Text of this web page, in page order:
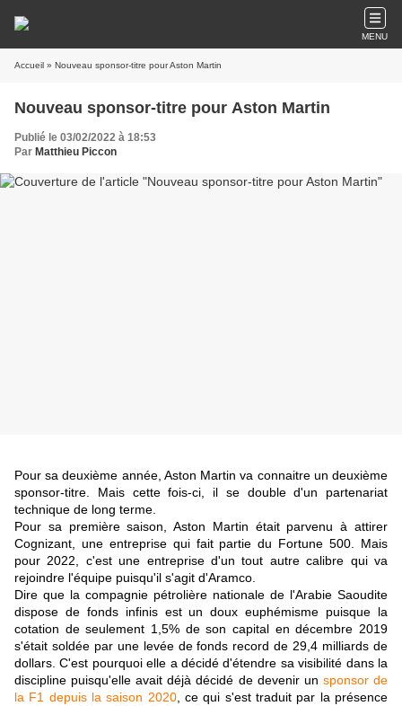
MENU
Accueil » Nouveau sponsor-titre pour Aston Martin
Nouveau sponsor-titre pour Aston Martin
Publié le 03/02/2022 à 18:53
Par Matthieu Piccon
Pour sa deuxième année, Aston Martin va connaitre un deuxième
sponsor-titre. Mais cette fois-ci, il se double d'un partenariat
technique de long terme.
Pour sa première saison, Aston Martin était parvenu à attirer
Cognizant, une entreprise qui fait partie du Fortune 500. Mais
pour 2022, c'est une entreprise d'un tout autre calibre qui va
rejoindre l'équipe puisqu'il s'agit d'Aramco.
Dire que la compagnie pétrolière nationale de l'Arabie Saoudite
dispose de fonds infinis est un doux euphémisme puisque la
cotation de seulement 1,5% de son capital en décembre 2019
s'était soldée par une levée de fonds record de 29,4 milliards de
dollars. C'est pourquoi elle a décidé d'étendre sa visibilité dans la
discipline puisqu'elle avait déjà décidé de devenir un sponsor de
la F1 depuis la saison 2020, ce qui s'est traduit par la présence